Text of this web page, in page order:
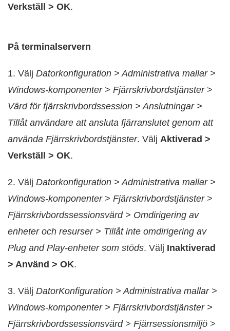
Verkställ > OK.
På terminalservern
1. Välj Datorkonfiguration > Administrativa mallar >
Windows-komponenter > Fjärrskrivbordstjänster >
Värd för fjärrskrivbordssession > Anslutningar >
Tillåt användare att ansluta fjärranslutet genom att
använda Fjärrskrivbordstjänster. Välj Aktiverad >
Verkställ > OK.
2. Välj Datorkonfiguration > Administrativa mallar >
Windows-komponenter > Fjärrskrivbordstjänster >
Fjärrskrivbordssessionsvärd > Omdirigering av
enheter och resurser > Tillåt inte omdirigering av
Plug and Play-enheter som stöds. Välj Inaktiverad
> Använd > OK.
3. Välj DatorKonfiguration > Administrativa mallar >
Windows-komponenter > Fjärrskrivbordstjänster >
Fjärrskrivbordssessionsvärd > Fjärrsessionsmiljö >